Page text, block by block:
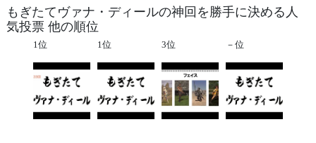
もぎたてヴァナ・ディールの神回を勝手に決める人
気投票 他の順位
1位 1位 3位 －位